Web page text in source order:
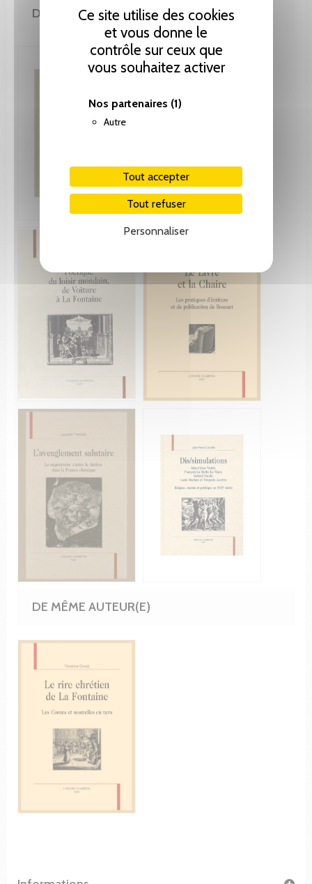
Ce site utilise des cookies
et vous donne le
contrôle sur ceux que
vous souhaitez activer
Nos partenaires (1)
Autre
Tout accepter
Tout refuser
Personnaliser
DE LA MÊME COLLECTION
DE MÊME AUTEUR(E)